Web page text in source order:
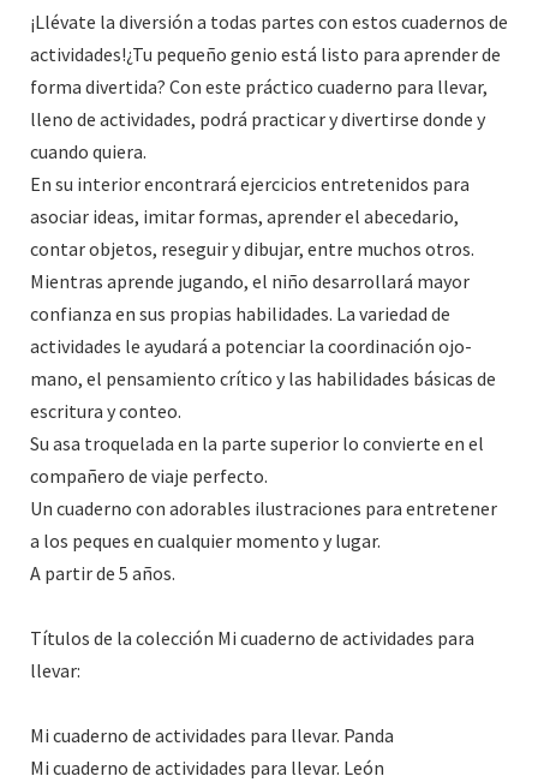
¡Llévate la diversión a todas partes con estos cuadernos de
actividades!¿Tu pequeño genio está listo para aprender de
forma divertida? Con este práctico cuaderno para llevar,
lleno de actividades, podrá practicar y divertirse donde y
cuando quiera.
En su interior encontrará ejercicios entretenidos para
asociar ideas, imitar formas, aprender el abecedario,
contar objetos, reseguir y dibujar, entre muchos otros.
Mientras aprende jugando, el niño desarrollará mayor
confianza en sus propias habilidades. La variedad de
actividades le ayudará a potenciar la coordinación ojo-
mano, el pensamiento crítico y las habilidades básicas de
escritura y conteo.
Su asa troquelada en la parte superior lo convierte en el
compañero de viaje perfecto.
Un cuaderno con adorables ilustraciones para entretener
a los peques en cualquier momento y lugar.
A partir de 5 años.
Títulos de la colección Mi cuaderno de actividades para
llevar:
Mi cuaderno de actividades para llevar. Panda
Mi cuaderno de actividades para llevar. León